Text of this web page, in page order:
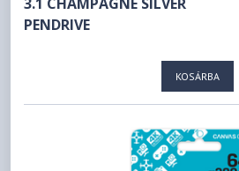
PENDRIVE
KOSÁRBA